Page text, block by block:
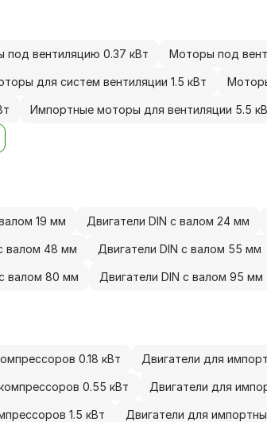
под вентиляцию 0.37 кВт Моторы под
для систем вентиляции 1.5 кВт
Импортные моторы для вентиляции 5.5
19 мм Двигатели DIN с валом 24 мм
валом 48 мм Двигатели DIN с валом 55 мм
валом 80 мм Двигатели DIN с валом 95 мм
0.18 кВт Двигатели для
0.55 кВт Двигатели для
1.5 кВт Двигатели для